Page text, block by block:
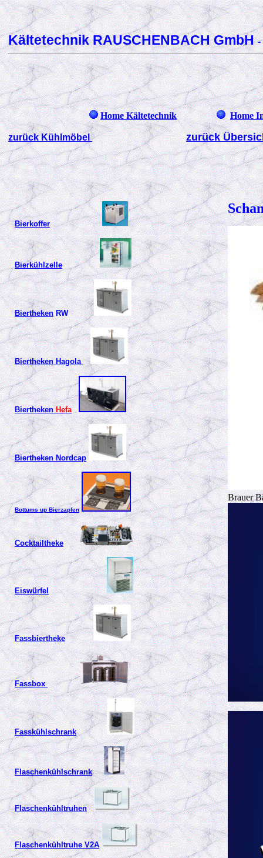
Kältetechnik RAUSCHENBACH GmbH-
Home Kältetechnik Home
zurück Kühlmöbel zurück
Bierkoffer
Bierkühlzelle
BierthekenRW
BierthekenHagola
BierthekenHefa
Biertheken Nordcap
Bottums up Bierzapfen
Cocktailtheke
Eiswürfel
Fassbiertheke
Fassbox
Fasskühlschrank
Flaschenkühlschrank
Flaschenkühltruhen
Flaschenkühltruhe V2A
Brauer